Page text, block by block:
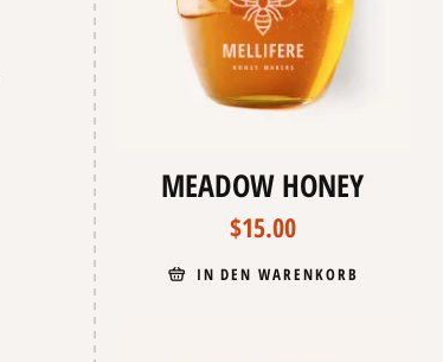
MEADOW HONEY
$15.00
IN DEN WARENKORB